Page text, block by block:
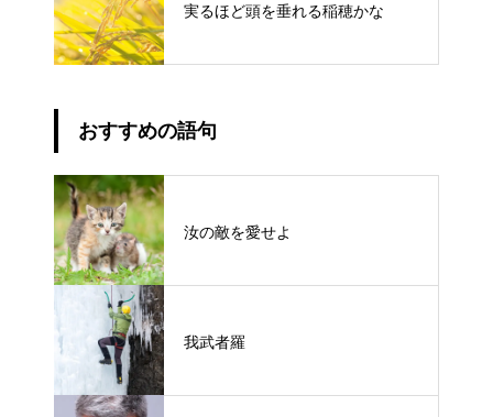
実るほど頭を垂れる稲穂かな
おすすめの語句
汝の敵を愛せよ
我武者羅